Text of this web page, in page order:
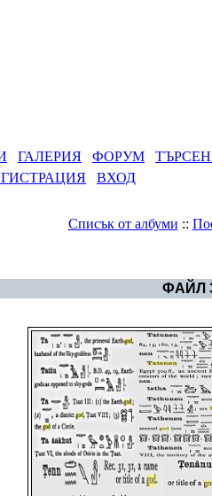
ГАЛЕРИЯ ФОРУМ
ВХОД
Списък от албуми ::
ФАЙЛ